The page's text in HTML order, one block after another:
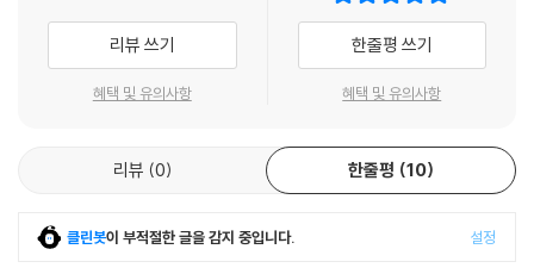
리뷰 쓰기
혜택 및 유의사항
한줄평 쓰기
혜택 및 유의사항
리뷰 0 한줄평 10
클린봇이 부적절한 글을 감지 중입니다. 설정